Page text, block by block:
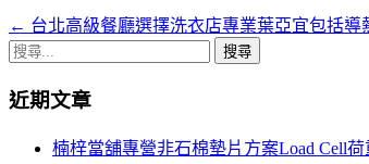
文
章
導
← 台北高級餐廳選擇洗衣店專業葉亞宜包括導
搜
關
近期文章
楠梓當舖專營非石棉墊片方案Load Cell